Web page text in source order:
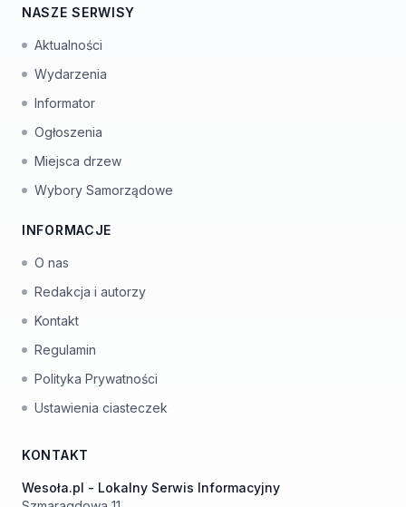
NASZE SERWISY
Aktualności
Wydarzenia
Informator
Ogłoszenia
Miejsca drzew
Wybory Samorządowe
INFORMACJE
O nas
Redakcja i autorzy
Kontakt
Regulamin
Polityka Prywatności
Ustawienia ciasteczek
KONTAKT
Wesoła.pl - Lokalny Serwis Informacyjny